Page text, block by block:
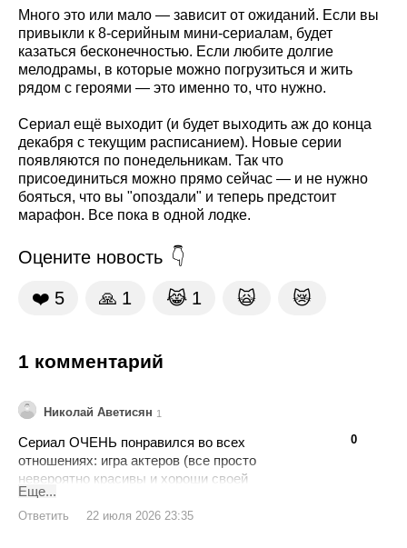
Много это или мало — зависит от ожиданий. Если вы
привыкли к 8-серийным мини-сериалам, будет
казаться бесконечностью. Если любите долгие
мелодрамы, в которые можно погрузиться и жить
рядом с героями — это именно то, что нужно.
Сериал ещё выходит (и будет выходить аж до конца
декабря с текущим расписанием). Новые серии
появляются по понедельникам. Так что
присоединиться можно прямо сейчас — и не нужно
бояться, что вы "опоздали" и теперь предстоит
марафон. Все пока в одной лодке.
Оцените новость
❤️ 5 🙏 1 😹 1 🙀 😿
1 комментарий
Николай Аветисян 1
0
Сериал ОЧЕНЬ понравился во всех
отношениях: игра актеров (все просто
невероятно красивы и хороши своей
честной игрой), сюжет (очень
неспецифический и довольно-таки
Еще...
Ответить 22 июля 2026 23:35